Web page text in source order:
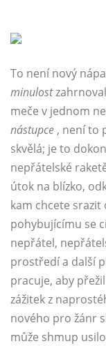
To není nový
minulost
meče v jednom
nástupce , není to
skvělá; je to
nepřátelské
útok na blízko,
kam chcete
pohybujícímu se
nepřátel,
prostředí a další
pracuje, aby
zážitek z
nového pro žánr
může shmup